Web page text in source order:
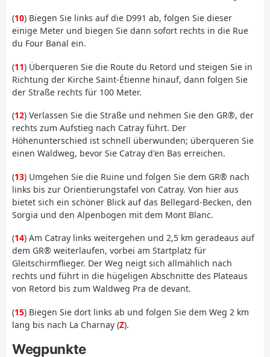
(10) Biegen Sie links auf die D991 ab, folgen Sie dieser
einige Meter und biegen Sie dann sofort rechts in die Rue
du Four Banal ein.
(11) Überqueren Sie die Route du Retord und steigen Sie in
Richtung der Kirche Saint-Étienne hinauf, dann folgen Sie
der Straße rechts für 100 Meter.
(12) Verlassen Sie die Straße und nehmen Sie den GR®, der
rechts zum Aufstieg nach Catray führt. Der
Höhenunterschied ist schnell überwunden; überqueren Sie
einen Waldweg, bevor Sie Catray d'en Bas erreichen.
(13) Umgehen Sie die Ruine und folgen Sie dem GR® nach
links bis zur Orientierungstafel von Catray. Von hier aus
bietet sich ein schöner Blick auf das Bellegard-Becken, den
Sorgia und den Alpenbogen mit dem Mont Blanc.
(14) Am Catray links weitergehen und 2,5 km geradeaus auf
dem GR® weiterlaufen, vorbei am Startplatz für
Gleitschirmflieger. Der Weg neigt sich allmählich nach
rechts und führt in die hügeligen Abschnitte des Plateaus
von Retord bis zum Waldweg Pra de devant.
(15) Biegen Sie dort links ab und folgen Sie dem Weg 2 km
lang bis nach La Charnay (Z).
Wegpunkte